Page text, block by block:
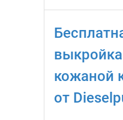
выкройка
кожаной
от